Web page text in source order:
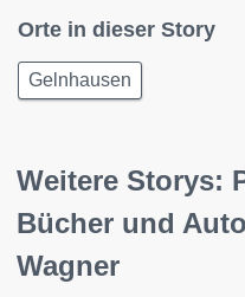
Orte in dieser Story
Gelnhausen
Weitere Storys:
Bücher und
Wagner